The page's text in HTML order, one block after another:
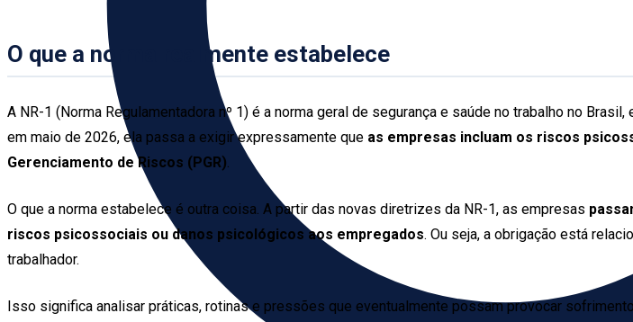
O que a norma realmente estabelece
A NR-1 (Norma Regulamentadora nº 1) é a norma geral de segurança e saúde no trabalho no
em maio de 2026, ela passa a exigir expressamente que as empresas incluam os riscos
Gerenciamento de Riscos (PGR).
O que a norma estabelece é outra coisa. A partir das novas diretrizes da NR-1, as empresas
riscos psicossociais ou danos psicológicos aos empregados. Ou seja, a obrigação está
trabalhador.
Isso significa analisar práticas, rotinas e pressões que eventualmente possam provocar